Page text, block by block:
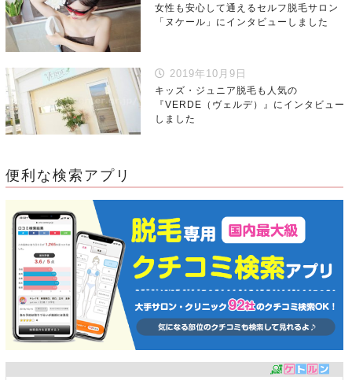
女性も安心して通えるセルフ脱毛サロン
「ヌケール」にインタビューしました
2019年10月9日
キッズ・ジュニア脱毛も人気の
『VERDE（ヴェルデ）』にインタビュー
しました
便利な検索アプリ